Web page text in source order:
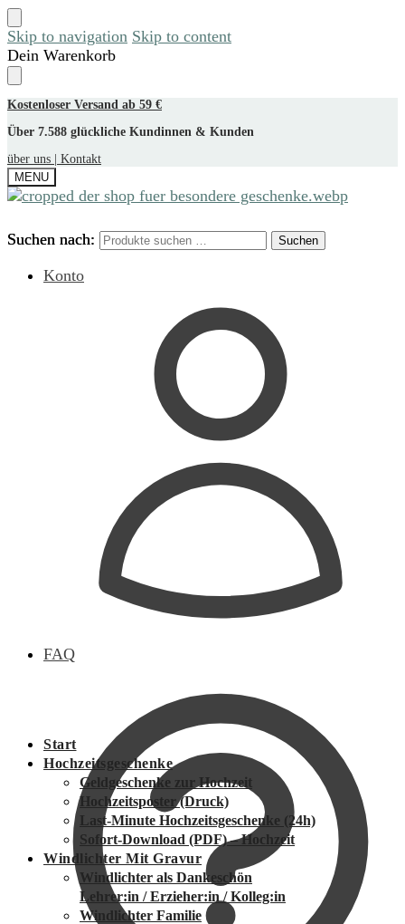
Skip to navigation Skip to content
Dein Warenkorb
Kostenloser Versand ab 59 €
Über 7.588 glückliche Kundinnen & Kunden
über uns |
Kontakt
MENU
Suchen nach: Suchen
Konto
FAQ
Suchen nach: Suchen
Start
Hochzeitsgeschenke
Geldgeschenke zur Hochzeit
Hochzeitsposter (Druck)
Last-Minute Hochzeitsgeschenke (24h)
Sofort-Download (PDF) – Hochzeit
Windlichter Mit Gravur
Windlichter als Dankeschön
Lehrer:in / Erzieher:in / Kolleg:in
Windlichter Familie